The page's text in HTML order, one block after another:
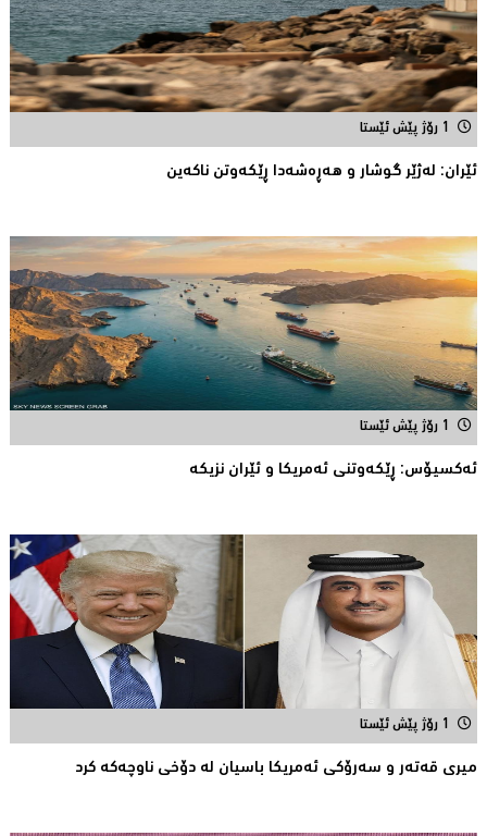
1 رۆژ پێش ئێستا
ئێران: له‌ژێر گوشار و هەڕەشەدا ڕێکەوتن ناکەین
1 رۆژ پێش ئێستا
ئه‌كسیۆس: ڕێكه‌وتنی ئه‌مریكا و ئێران نزیكه‌
1 رۆژ پێش ئێستا
میری قه‌ته‌ر و سه‌رۆكی ئه‌مریكا باسیان له‌ دۆخی ناوچه‌كه‌ كرد